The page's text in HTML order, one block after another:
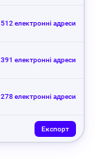
512 електронні адреси
391 електронні адреси
278 електронні адреси
Експорт